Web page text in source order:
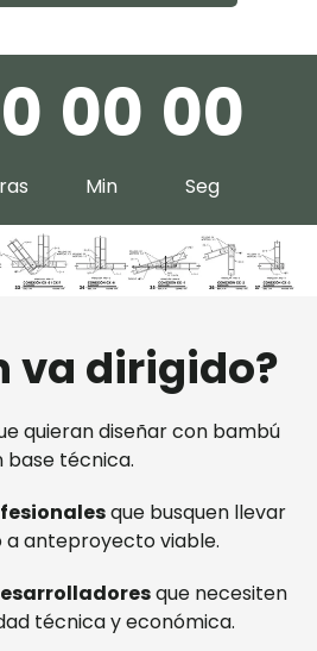
0 00
Min
00
Seg
va dirigido?
quieran diseñar con bambú
base técnica.
que busquen llevar
anteproyecto viable.
que necesiten
técnica y económica.